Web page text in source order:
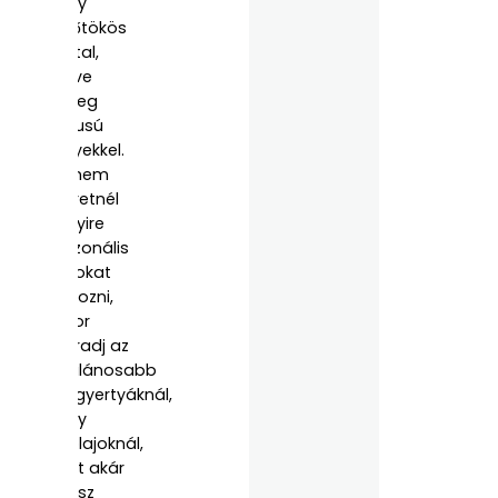
sütőtökös
illattal,
illetve
meleg
tónusú
fényekkel.
Ha nem
szeretnél
ennyire
szezonális
illatokat
behozni,
akkor
maradj az
általánosabb
illatgyertyáknál,
vagy
illóolajoknál,
amit akár
egész